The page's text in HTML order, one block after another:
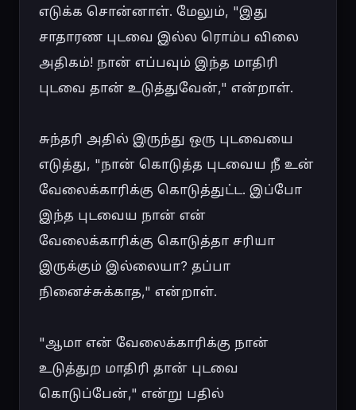
எடுக்க சொன்னாள். மேலும், "இது
சாதாரண புடவை இல்ல ரொம்ப விலை
அதிகம்! நான் எப்பவும் இந்த மாதிரி
புடவை தான் உடுத்துவேன்," என்றாள்.
சுந்தரி அதில் இருந்து ஒரு புடவையை
எடுத்து, "நான் கொடுத்த புடவைய நீ உன்
வேலைக்காரிக்கு கொடுத்துட்ட. இப்போ
இந்த புடவைய நான் என்
வேலைக்காரிக்கு கொடுத்தா சரியா
இருக்கும் இல்லையா? தப்பா
நினைச்சுக்காத," என்றாள்.
"ஆமா என் வேலைக்காரிக்கு நான்
உடுத்துற மாதிரி தான் புடவை
கொடுப்பேன்," என்று பதில்